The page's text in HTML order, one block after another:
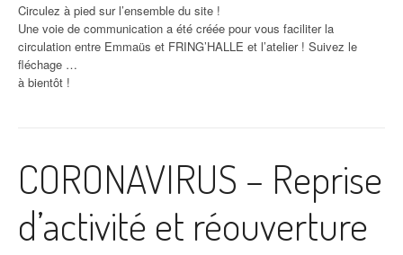
Circulez à pied sur l’ensemble du site !
Une voie de communication a été créée pour vous faciliter la
circulation entre Emmaüs et FRING’HALLE et l’atelier ! Suivez le
fléchage …
à bientôt !
CORONAVIRUS – Reprise
d’activité et réouverture